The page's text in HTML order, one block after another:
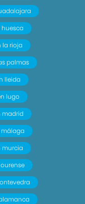
la rioja
palmas
lleida
lugo
madrid
málaga
murcia